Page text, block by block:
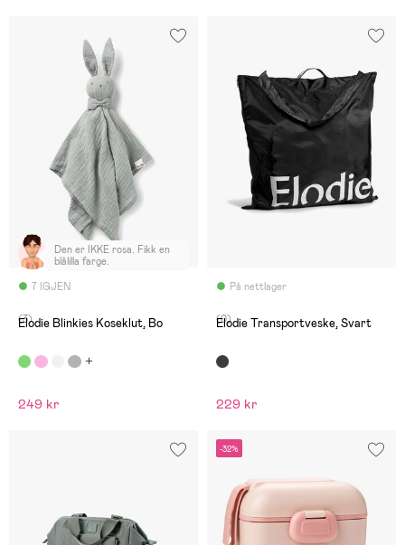
7 IGJEN
Den er IKKE rosa. Fikk en
blålilla farge.
(3)
Elodie Blinkies Koseklut, Bo
249 kr
På nettlager
(0)
Elodie Transportveske, Svart
229 kr
-32%